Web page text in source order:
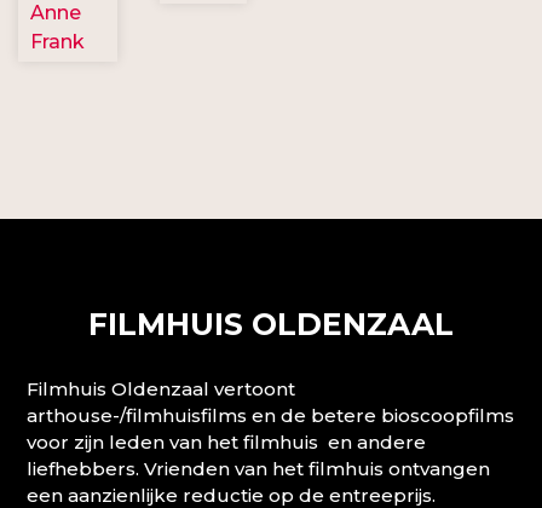
Anne
Frank
FILMHUIS OLDENZAAL
Filmhuis Oldenzaal vertoont
arthouse-/filmhuisfilms en de betere bioscoopfilms
voor zijn leden van het filmhuis en andere
liefhebbers. Vrienden van het filmhuis ontvangen
een aanzienlijke reductie op de entreeprijs.